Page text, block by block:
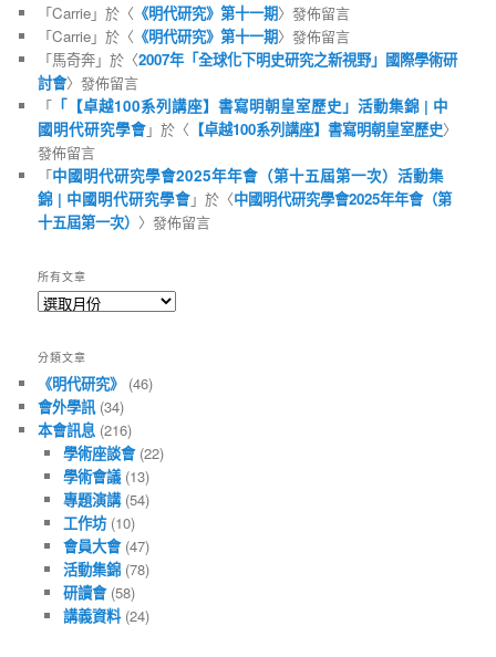
「Carrie」於〈 《明代研究》第十一期〉發佈留言
「Carrie」於〈 《明代研究》第十一期〉發佈留言
「馬奇奔」於〈2007年「全球化下明史研究之新視野」國際學術研
討會〉發佈留言
「 「【卓越100系列講座】書寫明朝皇室歷史」活動集錦 | 中
國明代研究學會」於〈 【卓越100系列講座】書寫明朝皇室歷史〉
發佈留言
「中國明代研究學會2025年年會（第十五屆第一次）活動集
錦 | 中國明代研究學會」於〈中國明代研究學會2025年年會（第
十五屆第一次） 〉發佈留言
所有文章
所
章
分類文章
《明代研究》 (46)
會外學訊(34)
本會訊息 (216)
學術座談會(22)
學術會議(13)
專題演講(54)
工作坊(10)
會員大會(47)
活動集錦(78)
研讀會(58)
講義資料(24)